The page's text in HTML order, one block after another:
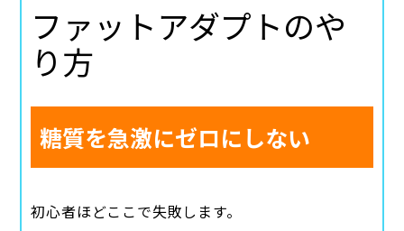
ファットアダプトのや
り方
糖質を急激にゼロにしない
初心者ほどここで失敗します。